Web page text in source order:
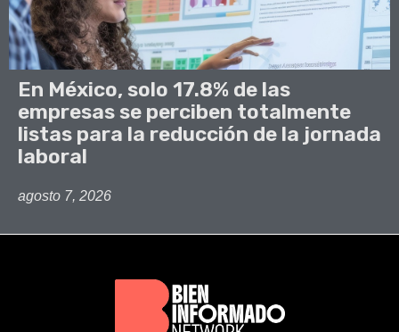
En México, solo 17.8% de las
empresas se perciben totalmente
listas para la reducción de la jornada
laboral
agosto 7, 2026